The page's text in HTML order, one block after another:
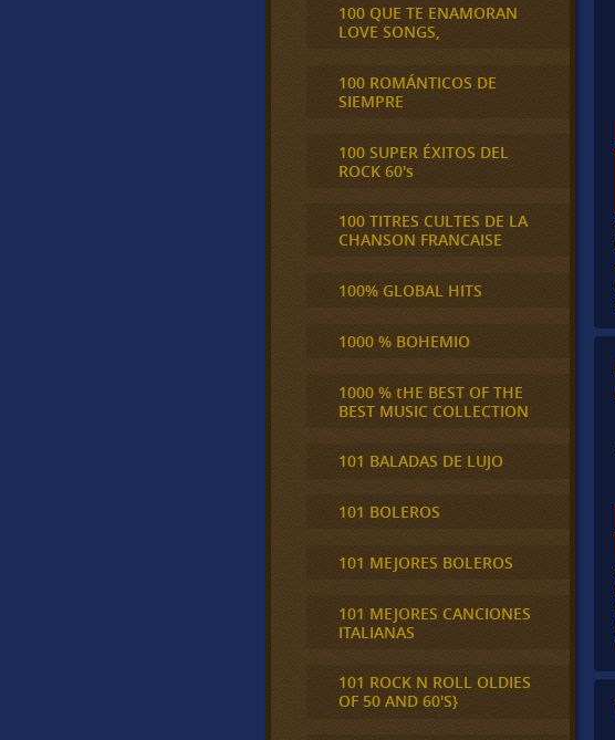
100 QUE TE ENAMORAN
LOVE SONGS,
100 ROMÁNTICOS DE
SIEMPRE
100 SUPER ÉXITOS DEL
ROCK 60's
100 TITRES CULTES DE LA
CHANSON FRANCAISE
100% GLOBAL HITS
1000 % BOHEMIO
1000 % tHE BEST OF THE
BEST MUSIC COLLECTION
101 BALADAS DE LUJO
101 BOLEROS
101 MEJORES BOLEROS
101 MEJORES CANCIONES
ITALIANAS
101 ROCK N ROLL OLDIES
OF 50 AND 60'S}